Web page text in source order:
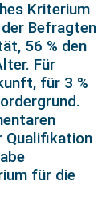
Kriterium
Befragten
56 % den
Für
für 3 %
Qualifikation
für die